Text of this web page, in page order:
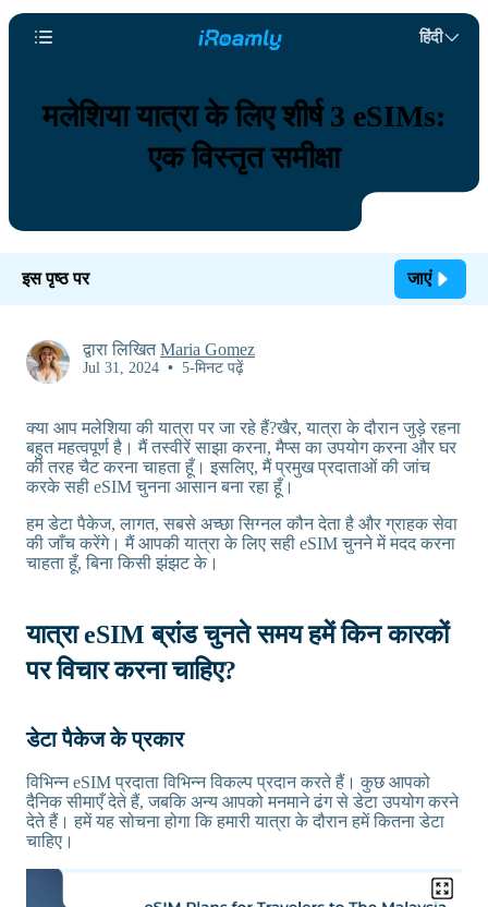
हिंदी
मलेशिया यात्रा के लिए शीर्ष 3 eSIMs:
एक विस्तृत समीक्षा
इस पृष्ठ पर जाएं
द्वारा लिखितMaria Gomez
Jul 31, 2024 • 5-मिनट पढ़ें
क्या आप मलेशिया की यात्रा पर जा रहे हैं?खैर, यात्रा के दौरान जुड़े रहना
बहुत महत्वपूर्ण है। मैं तस्वीरें साझा करना, मैप्स का उपयोग करना और घर
की तरह चैट करना चाहता हूँ। इसलिए, मैं प्रमुख प्रदाताओं की जांच
करके सही eSIM चुनना आसान बना रहा हूँ।
हम डेटा पैकेज, लागत, सबसे अच्छा सिग्नल कौन देता है और ग्राहक सेवा
की जाँच करेंगे। मैं आपकी यात्रा के लिए सही eSIM चुनने में मदद करना
चाहता हूँ, बिना किसी झंझट के।
यात्रा eSIM ब्रांड चुनते समय हमें किन कारकों
पर विचार करना चाहिए?
डेटा पैकेज के प्रकार
विभिन्न eSIM प्रदाता विभिन्न विकल्प प्रदान करते हैं। कुछ आपको
दैनिक सीमाएँ देते हैं, जबकि अन्य आपको मनमाने ढंग से डेटा उपयोग करने
देते हैं। हमें यह सोचना होगा कि हमारी यात्रा के दौरान हमें कितना डेटा
चाहिए।